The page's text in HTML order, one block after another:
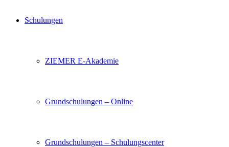
Schulungen
ZIEMER E-Akademie
Grundschulungen – Online
Grundschulungen – Schulungscenter